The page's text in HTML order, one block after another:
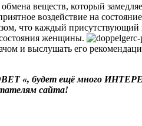
веществ, который
воздействие на
что каждый присутствующий
женщины.
и выслушать его
«, будет ещё много
сайта!